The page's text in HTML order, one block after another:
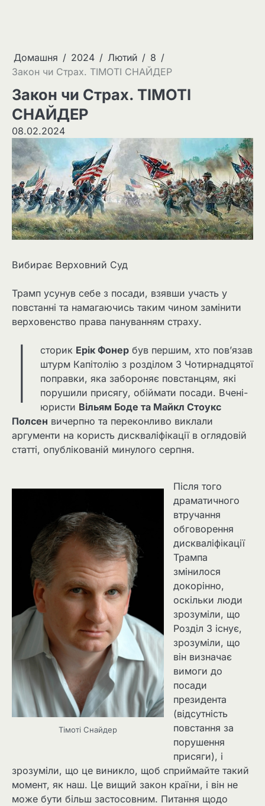
Домашня 2024 Лютий
8
Закон чи Страх. ТІМОТІ СНАЙДЕР
Закон чи Страх. ТІМОТІ
СНАЙДЕР
08.02.2024
Вибирає Верховний Суд
Трамп усунув себе з посади, взявши участь у
повстанні та намагаючись таким чином замінити
верховенство права пануванням страху.
І сторик Ерік Фонербув першим, хто пов’язав
штурм Капітолію з розділом 3 Чотирнадцятої
поправки, яка забороняє повстанцям, які
порушили присягу, обіймати посади. Вчені-
юристи Вільям Боде та Майкл Стоукс
Полсен вичерпно та переконливо виклали
аргументи на користь дискваліфікації в оглядовій
статті, опублікованій минулого серпня.
Тімоті Снайдер
Після того
драматичного
втручання
обговорення
дискваліфікації
Трампа
змінилося
докорінно,
оскільки люди
зрозуміли, що
Розділ 3 існує,
зрозуміли, що
він визначає
вимоги до
посади
президента
(відсутність
повстання за
порушення
присяги), і
зрозуміли, що це виникло, щоб сприймайте такий
момент, як наш. Це вищий закон країни, і він не
може бути більш застосовним. Питання щодо